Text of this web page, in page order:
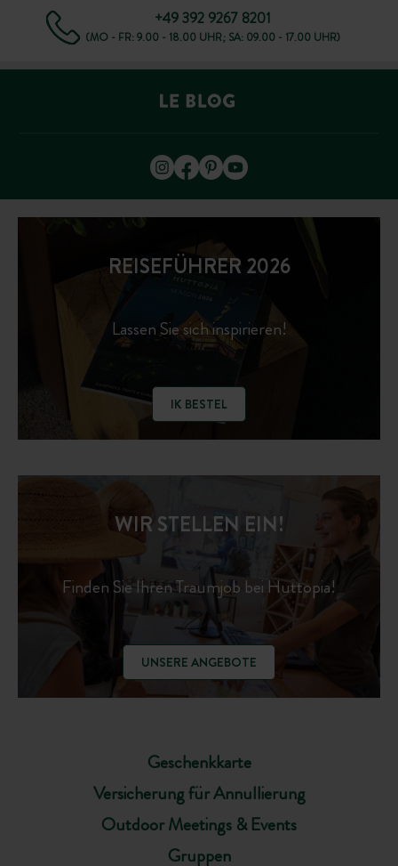
+49 392 9267 8201
(MO - FR: 9.00 - 18.00 UHR; SA: 09.00 - 17.00 UHR)
REISEFÜHRER 2026
Lassen Sie sich inspirieren!
IK BESTEL
Geschenkkarte
Versicherung für Annullierung
Outdoor Meetings & Events
Gruppen
WIR STELLEN EIN!
Finden Sie Ihren Traumjob bei Huttopia!
UNSERE ANGEBOTE